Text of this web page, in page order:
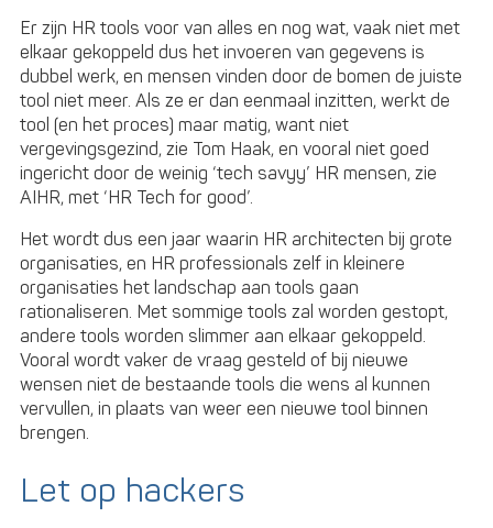
Er zijn HR tools voor van alles en nog wat, vaak niet met
elkaar gekoppeld dus het invoeren van gegevens is
dubbel werk, en mensen vinden door de bomen de juiste
tool niet meer. Als ze er dan eenmaal inzitten, werkt de
tool (en het proces) maar matig, want niet
vergevingsgezind, zie Tom Haak, en vooral niet goed
ingericht door de weinig ‘tech savyy’ HR mensen, zie
AIHR, met ‘HR Tech for good’.
Het wordt dus een jaar waarin HR architecten bij grote
organisaties, en HR professionals zelf in kleinere
organisaties het landschap aan tools gaan
rationaliseren. Met sommige tools zal worden gestopt,
andere tools worden slimmer aan elkaar gekoppeld.
Vooral wordt vaker de vraag gesteld of bij nieuwe
wensen niet de bestaande tools die wens al kunnen
vervullen, in plaats van weer een nieuwe tool binnen
brengen.
Let op hackers